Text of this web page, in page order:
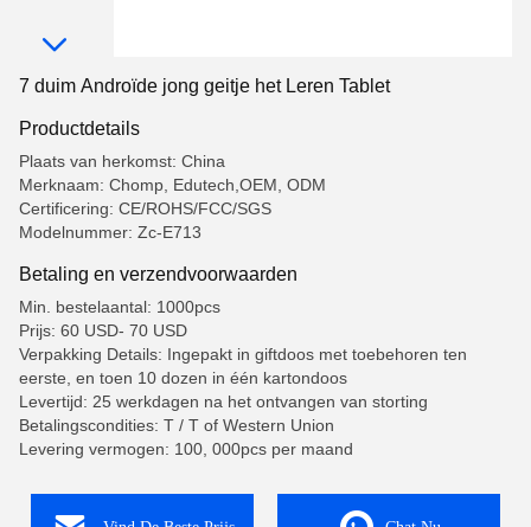
7 duim Androïde jong geitje het Leren Tablet
Productdetails
Plaats van herkomst: China
Merknaam: Chomp, Edutech,OEM, ODM
Certificering: CE/ROHS/FCC/SGS
Modelnummer: Zc-E713
Betaling en verzendvoorwaarden
Min. bestelaantal: 1000pcs
Prijs: 60 USD- 70 USD
Verpakking Details: Ingepakt in giftdoos met toebehoren ten
eerste, en toen 10 dozen in één kartondoos
Levertijd: 25 werkdagen na het ontvangen van storting
Betalingscondities: T / T of Western Union
Levering vermogen: 100, 000pcs per maand